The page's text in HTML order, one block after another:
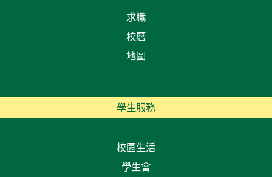
求職
校曆
地圖
學生服務
校園生活
學生會